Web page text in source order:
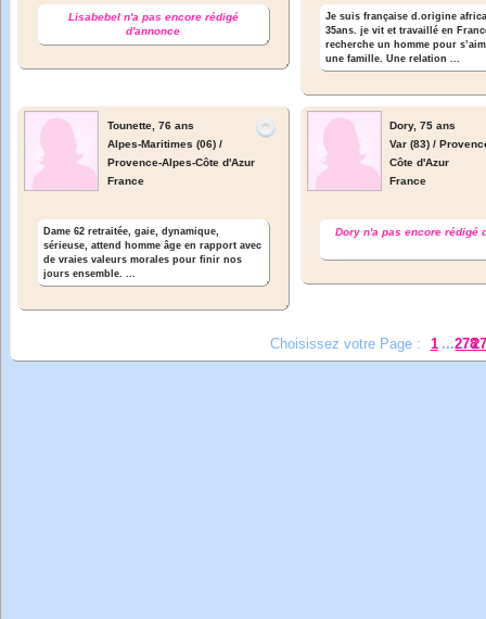
Lisabebel n'a pas encore rédigé
d'annonce
Je suis française d.origine
35ans. je vit et travaillé en
recherche un homme pour
une famille. Une relation ...
Tounette, 76 ans
Alpes-Maritimes (06) /
Provence-Alpes-Côte d'Azur
France
Dame 62 retraitée, gaie, dynamique,
sérieuse, attend homme âge en rapport avec
de vraies valeurs morales pour finir nos
jours ensemble. ...
Dory, 75 ans
Var (83) /
Côte d'Azur
France
Dory n'a pas encore rédigé
Choisissez votre Page : 1 ...278